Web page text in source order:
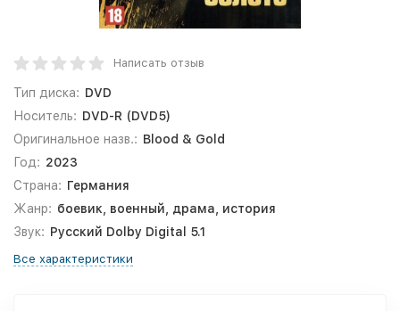
Написать отзыв
Тип диска: DVD
Носитель: DVD-R (DVD5)
Оригинальное назв.: Blood & Gold
Год: 2023
Страна: Германия
Жанр: боевик, военный, драма, история
Звук: Русский Dolby Digital 5.1
Все характеристики